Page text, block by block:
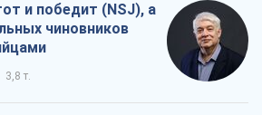
и победит (NSJ), а
чиновников
3,8 т.